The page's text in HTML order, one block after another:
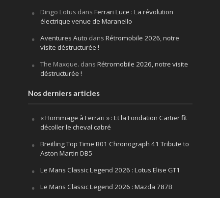
Dingo Lotus dans Ferrari Luce : La révolution
électrique venue de Maranello
Aventures Auto dans Rétromobile 2026, notre
visite déstructurée !
The Maxque. dans Rétromobile 2026, notre visite
déstructurée !
Nos derniers articles
« Hommage à Ferrari » : Et la Fondation Cartier fit
décoller le cheval cabré
Breitling Top Time B01 Chronograph 41 Tribute to
Aston Martin DB5
Le Mans Classic Legend 2026 : Lotus Elise GT1
Le Mans Classic Legend 2026 : Mazda 787B